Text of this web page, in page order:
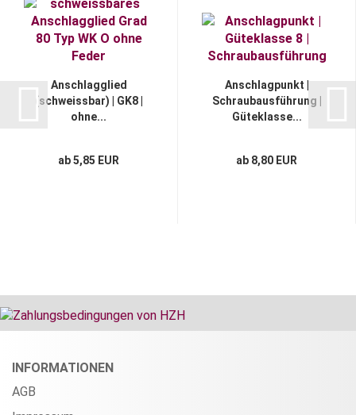
Anschlagglied
(schweissbar) | GK8 |
ohne...
ab 5,85 EUR
Anschlagpunkt |
Schraubausführung |
Güteklasse...
ab 8,80 EUR
INFORMATIONEN
AGB